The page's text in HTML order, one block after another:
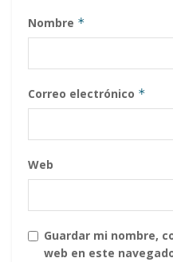
Nombre *
Correo electrónico *
Web
Guardar mi nombre,
web en este